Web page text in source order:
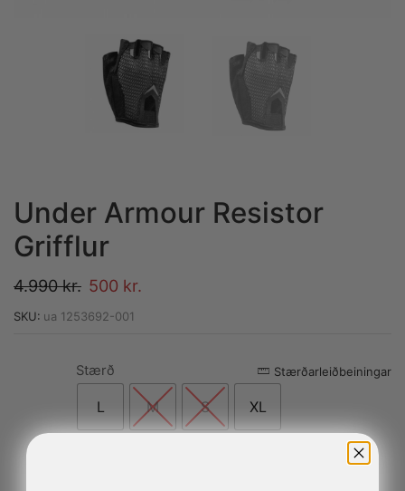
Under Armour Resistor
Grifflur
4.990kr. 500 kr.
SKU: ua 1253692-001
Stærðarleiðbeiningar
Stærð
L M S XL
Alternative: